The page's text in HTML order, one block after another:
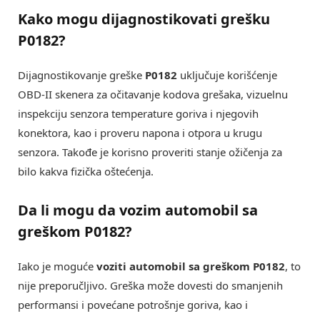
Kako mogu dijagnostikovati grešku
P0182?
Dijagnostikovanje greške P0182 uključuje korišćenje
OBD-II skenera za očitavanje kodova grešaka, vizuelnu
inspekciju senzora temperature goriva i njegovih
konektora, kao i proveru napona i otpora u krugu
senzora. Takođe je korisno proveriti stanje ožičenja za
bilo kakva fizička oštećenja.
Da li mogu da vozim automobil sa
greškom P0182?
Iako je moguće voziti automobil sa greškom P0182, to
nije preporučljivo. Greška može dovesti do smanjenih
performansi i povećane potrošnje goriva, kao i